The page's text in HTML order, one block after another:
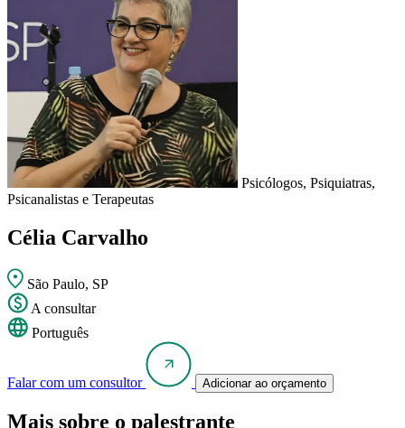
Psicólogos, Psiquiatras,
Psicanalistas e Terapeutas
Célia Carvalho
São Paulo, SP
A consultar
Português
Falar com um consultor Adicionar ao orçamento
Mais sobre o palestrante